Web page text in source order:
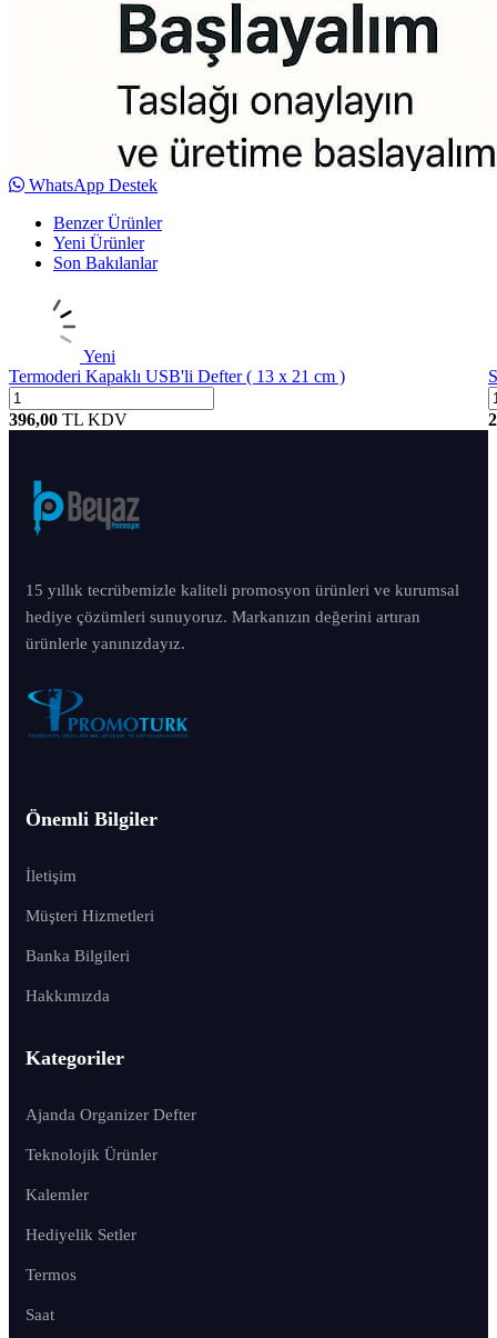
WhatsApp Destek
Benzer Ürünler
Yeni Ürünler
Son Bakılanlar
Yeni
Termoderi Kapaklı USB'li Defter ( 13 x 21 cm )
396,00 TL KDV
15 yıllık tecrübemizle kaliteli promosyon ürünleri ve kurumsal
hediye çözümleri sunuyoruz. Markanızın değerini artıran
ürünlerle yanınızdayız.
Önemli Bilgiler
İletişim
Müşteri Hizmetleri
Banka Bilgileri
Hakkımızda
Kategoriler
Ajanda Organizer Defter
Teknolojik Ürünler
Kalemler
Hediyelik Setler
Termos
Saat